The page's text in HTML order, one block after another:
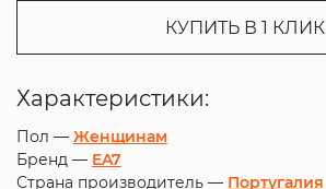
КУПИТЬ В 1 КЛИК
Характеристики:
Пол — Женщинам
Бренд — EA7
Страна производитель — Португалия